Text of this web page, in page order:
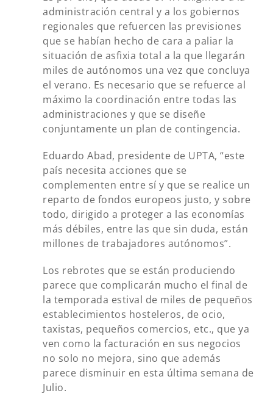
administración central y a los gobiernos
regionales que refuercen las previsiones
que se habían hecho de cara a paliar la
situación de asfixia total a la que llegarán
miles de autónomos una vez que concluya
el verano. Es necesario que se refuerce al
máximo la coordinación entre todas las
administraciones y que se diseñe
conjuntamente un plan de contingencia.
Eduardo Abad, presidente de UPTA, “este
país necesita acciones que se
complementen entre sí y que se realice un
reparto de fondos europeos justo, y sobre
todo, dirigido a proteger a las economías
más débiles, entre las que sin duda, están
millones de trabajadores autónomos”.
Los rebrotes que se están produciendo
parece que complicarán mucho el final de
la temporada estival de miles de pequeños
establecimientos hosteleros, de ocio,
taxistas, pequeños comercios, etc., que ya
ven como la facturación en sus negocios
no solo no mejora, sino que además
parece disminuir en esta última semana de
Julio.